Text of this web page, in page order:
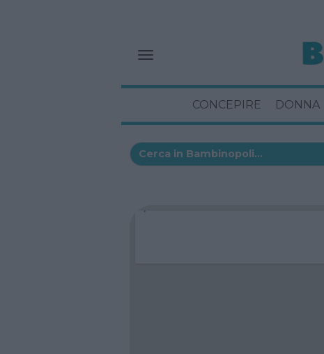
CONCEPIRE DONNA